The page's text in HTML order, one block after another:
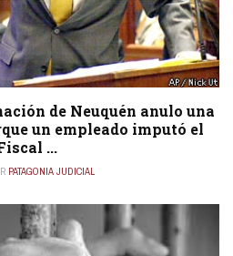
de Neuquén anulo una
un empleado imputó el
...
PATAGONIA JUDICIAL